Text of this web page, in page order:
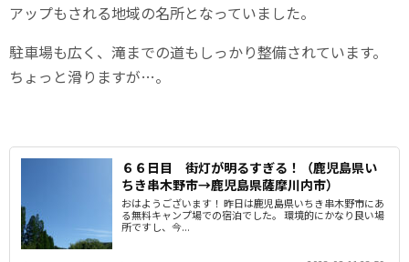
アップもされる地域の名所となっていました。
駐車場も広く、滝までの道もしっかり整備されています。
ちょっと滑りますが…。
６６日目 街灯が明るすぎる！（鹿児島県い
ちき串木野市→鹿児島県薩摩川内市）
おはようございます！ 昨日は鹿児島県いちき串木野市にあ
る無料キャンプ場での宿泊でした。 環境的にかなり良い場
所ですし、今...